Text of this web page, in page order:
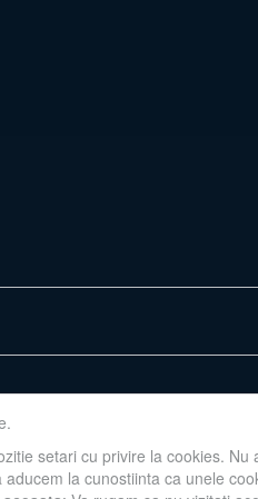
setari cu privire la cookies.
la cunostiinta ca unele